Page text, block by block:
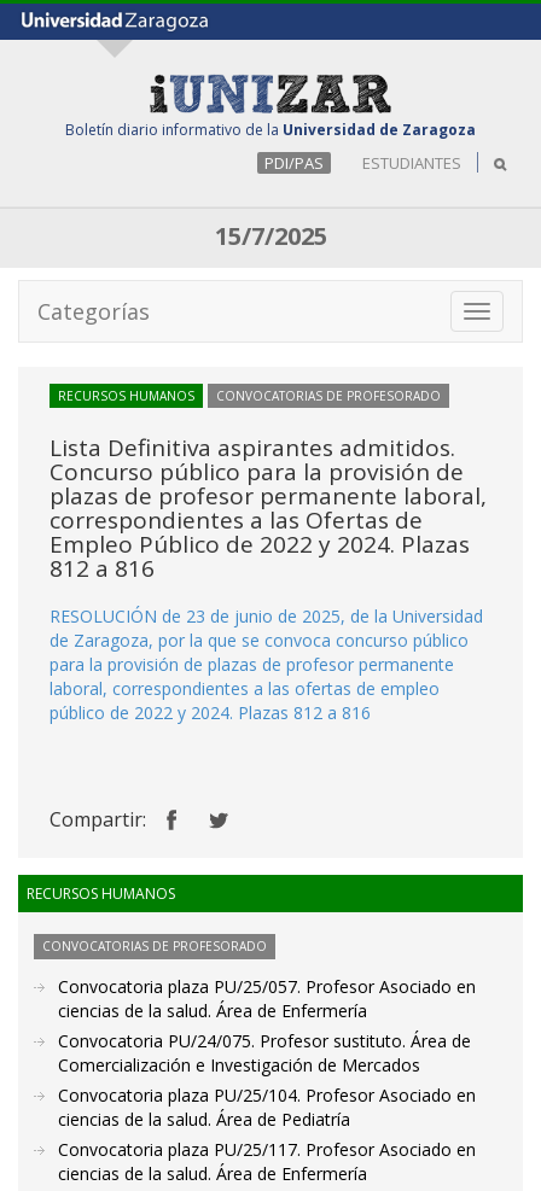
Boletín diario informativo de la Universidad de Zaragoza
PDI/PAS ESTUDIANTES
15/7/2025
Toggle
Categorías
RECURSOS HUMANOS CONVOCATORIAS DE PROFESORADO
Lista Definitiva aspirantes admitidos.
Concurso público para la provisión de
plazas de profesor permanente laboral,
correspondientes a las Ofertas de
Empleo Público de 2022 y 2024. Plazas
812 a 816
RESOLUCIÓN de 23 de junio de 2025, de la Universidad
de Zaragoza, por la que se convoca concurso público
para la provisión de plazas de profesor permanente
laboral, correspondientes a las ofertas de empleo
público de 2022 y 2024. Plazas 812 a 816
Compartir:
RECURSOS HUMANOS
CONVOCATORIAS DE PROFESORADO
Convocatoria plaza PU/25/057. Profesor Asociado en
ciencias de la salud. Área de Enfermería
Convocatoria PU/24/075. Profesor sustituto. Área de
Comercialización e Investigación de Mercados
Convocatoria plaza PU/25/104. Profesor Asociado en
ciencias de la salud. Área de Pediatría
Convocatoria plaza PU/25/117. Profesor Asociado en
ciencias de la salud. Área de Enfermería